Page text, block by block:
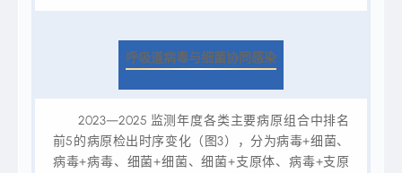
呼吸道病毒与细菌协同感染
2023—2025 监测年度各类主要病原组合中排名
前5的病原检出时序变化 （图3）
，分为病毒+细菌、
病毒+病毒、细菌+细菌、细菌+支原体、病毒+支原